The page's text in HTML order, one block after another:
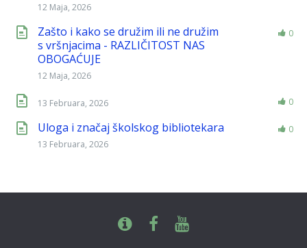
12 Maja, 2026
Zašto i kako se družim ili ne družim
s vršnjacima - RAZLIČITOST NAS
OBOGAĆUJE
12 Maja, 2026
0
13 Februara, 2026 0
Uloga i značaj školskog bibliotekara
13 Februara, 2026
0